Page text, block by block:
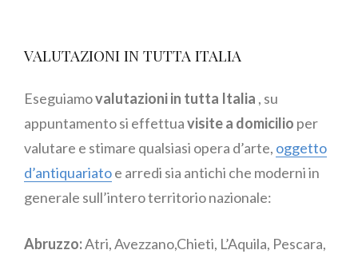
VALUTAZIONI IN TUTTA ITALIA
Eseguiamovalutazioni in tutta Italia , su
appuntamento si effettuavisite a domicilio per
valutare e stimare qualsiasi opera d’arte, oggetto
d’antiquariatoe arredi sia antichi che moderni in
generale sull’intero territorio nazionale:
Abruzzo:Atri, Avezzano,Chieti, L’Aquila, Pescara,